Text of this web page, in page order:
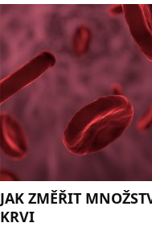
JAK ZMĚŘIT
KRVI